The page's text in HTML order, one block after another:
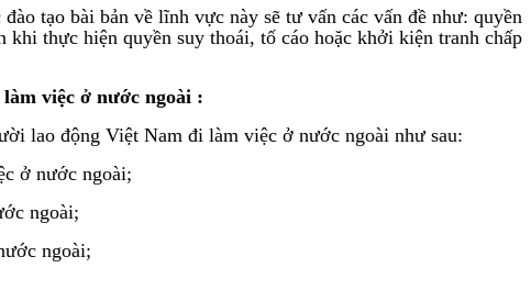
tạo bài bản về lĩnh vực này sẽ tư vấn các vấn đề như: quyền
thực hiện quyền suy thoái, tố cáo hoặc khởi kiện tranh chấp
việc ở nước ngoài :
lao động Việt Nam đi làm việc ở nước ngoài như sau:
ở nước ngoài;
ngoài;
ngoài;